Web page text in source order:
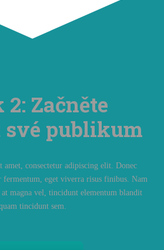
Začněte
své publikum
consectetur adipiscing elit. Donec
fermentum, eget viverra risus finibus. Nam
magna vel, tincidunt elementum blandit
tincidunt sem.